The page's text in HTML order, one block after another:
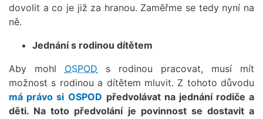
dovolit a co je již za hranou. Zaměřme se tedy nyní na
ně.
Jednání s rodinou dítětem
Aby mohl OSPOD s rodinou pracovat, musí mít
možnost s rodinou a dítětem mluvit. Z tohoto důvodu
má právo si OSPOD předvolávat na jednání rodiče a
děti. Na toto předvolání je povinnost se dostavit a